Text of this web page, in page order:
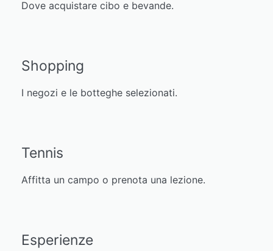
Dove acquistare cibo e bevande.
Shopping
I negozi e le botteghe selezionati.
Tennis
Affitta un campo o prenota una lezione.
Esperienze